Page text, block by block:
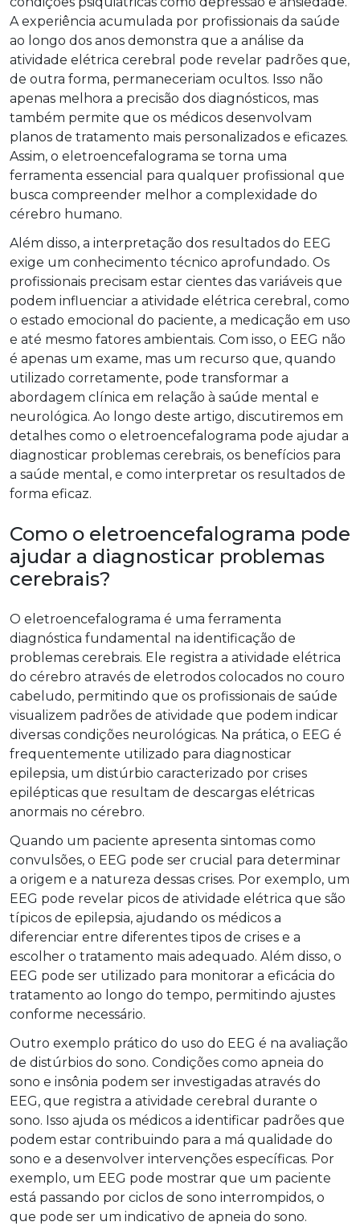
A experiência acumulada por profissionais da saúde
ao longo dos anos demonstra que a análise da
atividade elétrica cerebral pode revelar padrões que,
de outra forma, permaneceriam ocultos. Isso não
apenas melhora a precisão dos diagnósticos, mas
também permite que os médicos desenvolvam
planos de tratamento mais personalizados e eficazes.
Assim, o eletroencefalograma se torna uma
ferramenta essencial para qualquer profissional que
busca compreender melhor a complexidade do
cérebro humano.
Além disso, a interpretação dos resultados do EEG
exige um conhecimento técnico aprofundado. Os
profissionais precisam estar cientes das variáveis que
podem influenciar a atividade elétrica cerebral, como
o estado emocional do paciente, a medicação em uso
e até mesmo fatores ambientais. Com isso, o EEG não
é apenas um exame, mas um recurso que, quando
utilizado corretamente, pode transformar a
abordagem clínica em relação à saúde mental e
neurológica. Ao longo deste artigo, discutiremos em
detalhes como o eletroencefalograma pode ajudar a
diagnosticar problemas cerebrais, os benefícios para
a saúde mental, e como interpretar os resultados de
forma eficaz.
Como o eletroencefalograma pode
ajudar a diagnosticar problemas
cerebrais?
O eletroencefalograma é uma ferramenta
diagnóstica fundamental na identificação de
problemas cerebrais. Ele registra a atividade elétrica
do cérebro através de eletrodos colocados no couro
cabeludo, permitindo que os profissionais de saúde
visualizem padrões de atividade que podem indicar
diversas condições neurológicas. Na prática, o EEG é
frequentemente utilizado para diagnosticar
epilepsia, um distúrbio caracterizado por crises
epilépticas que resultam de descargas elétricas
anormais no cérebro.
Quando um paciente apresenta sintomas como
convulsões, o EEG pode ser crucial para determinar
a origem e a natureza dessas crises. Por exemplo, um
EEG pode revelar picos de atividade elétrica que são
típicos de epilepsia, ajudando os médicos a
diferenciar entre diferentes tipos de crises e a
escolher o tratamento mais adequado. Além disso, o
EEG pode ser utilizado para monitorar a eficácia do
tratamento ao longo do tempo, permitindo ajustes
conforme necessário.
Outro exemplo prático do uso do EEG é na avaliação
de distúrbios do sono. Condições como apneia do
sono e insônia podem ser investigadas através do
EEG, que registra a atividade cerebral durante o
sono. Isso ajuda os médicos a identificar padrões que
podem estar contribuindo para a má qualidade do
sono e a desenvolver intervenções específicas. Por
exemplo, um EEG pode mostrar que um paciente
está passando por ciclos de sono interrompidos, o
que pode ser um indicativo de apneia do sono.